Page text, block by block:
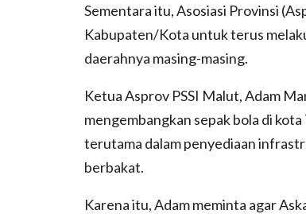
Sementara itu, Asosiasi Provinsi
Kabupaten/Kota untuk terus
daerahnya masing-masing.
Ketua Asprov PSSI Malut, Adam
mengembangkan sepak bola di
terutama dalam penyediaan
berbakat.
Karena itu, Adam meminta agar